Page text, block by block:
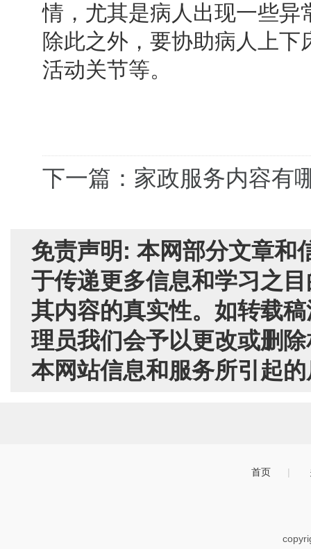
情，尤其是病人出现一些
除此之外，要协助病人上
活动关节等。
下一篇：家政服务内容有
免责声明: 本网部分文章和
于传递更多信息和学习之
其内容的真实性。如转载
理员我们会予以更改或删
本网站信息和服务所引起
首页 |